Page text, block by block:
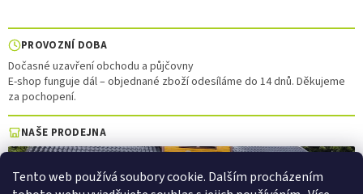
Tento web používá soubory cookie. Dalším procházením
PROVOZNÍ DOBA
Dočasné uzavření obchodu a půjčovny
E-shop funguje dál – objednané zboží odesíláme do 14 dnů. Děkujeme
za pochopení.
NAŠE PRODEJNA